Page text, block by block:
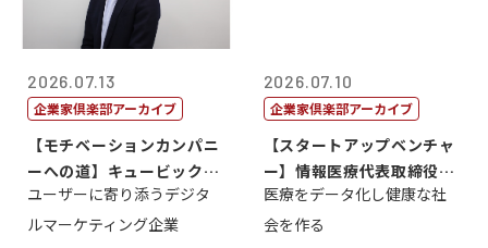
2026.07.13
企業家倶楽部アーカイブ
【モチベーションカンパニ
ーへの道】キュービック代
表取締役CE...
ユーザーに寄り添うデジタ
ルマーケティング企業
2026.07.10
企業家倶楽部アーカイブ
【スタートアップベンチャ
ー】情報医療代表取締役
原 聖吾
医療をデータ化し健康な社
会を作る